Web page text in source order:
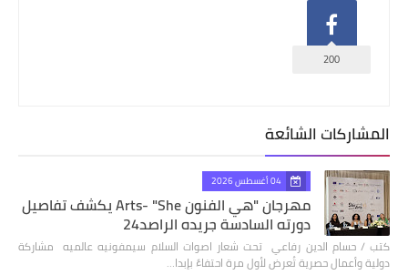
200
المشاركات الشائعة
04 أغسطس 2026
مهرجان "هي الفنون Arts- "She يكشف تفاصيل
دورته السادسة جريده الراصد24
كتب / حسام الدين رفاعي تحت شعار اصوات السلام سيمفونيه عالميه مشاركة
دولية وأعمال حصرية تُعرض لأول مرة احتفاءً بإبدا…